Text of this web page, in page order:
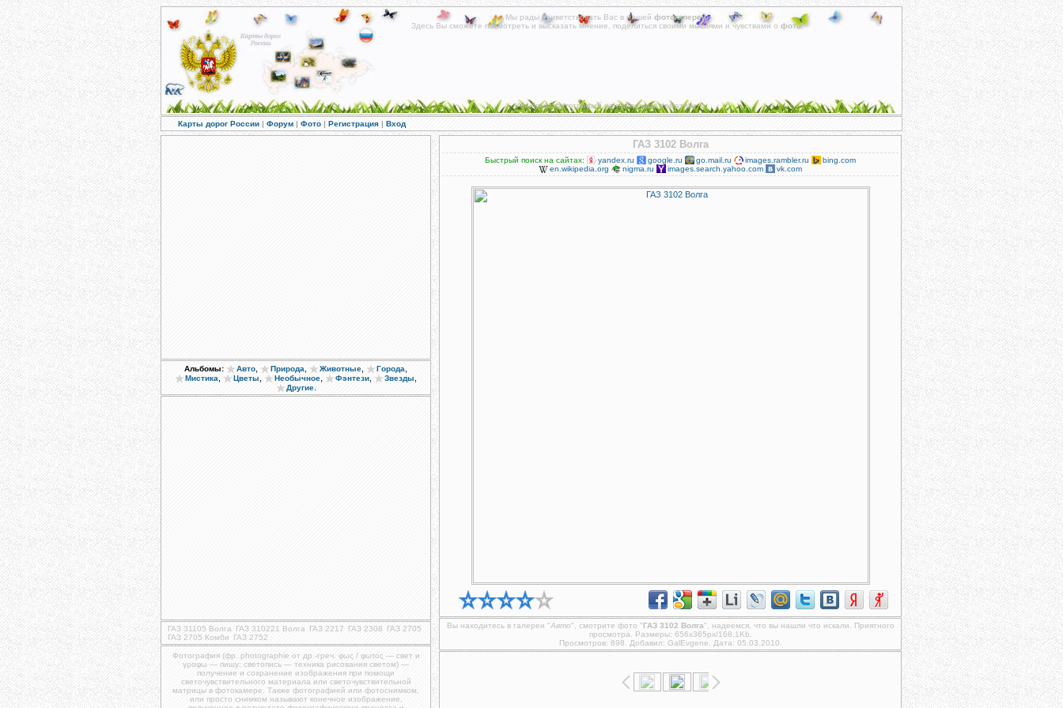
Мы рады приветствовать Вас в нашей фотогалереи!
Здесь Вы сможете посмотреть и высказать мнение, поделиться своими мыслями и чувствами о фото.
Альбомы фотографий на различные тематики.
Карты дорог России | Форум | Фото | Регистрация | Вход
Альбомы: Авто Природа Животные Города
Мистика Цветы Необычное Фэнтези Звезды
Другие.
ГАЗ 31105 Волга ГАЗ 310221 Волга ГАЗ 2217 ГАЗ 2308
ГАЗ 2705
ГАЗ 2705 Комби
ГАЗ 2752
Фотография (фр. photographie от др.-греч. φως / φωτος — свет и
γραφω — пишу; светопись — техника рисования светом) —
получение и сохранение изображения при помощи
светочувствительного материала или светочувствительной
матрицы в фотокамере. Также фотографией или фотоснимком,
или просто снимком называют конечное изображение,
ГАЗ 3102 Волга
Быстрый поиск на сайтах: yandex.ru google.ru go.mail.ru images.rambler.ru
bing.com
en.wikipedia.org
nigma.ru images.search.yahoo.com vk.com
Вы находитесь в галереи "Авто", смотрите фото "ГАЗ 3102 Волга", надеемся, что вы нашли что искали. Приятного
просмотра. Размеры: 656x365px/168.1Kb.
Просмотров: 898. Добавил: GalEvgene . Дата: 05.03.2010.